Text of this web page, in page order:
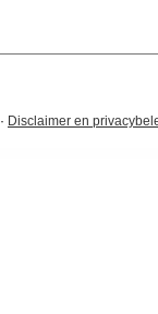
· Disclaimer en